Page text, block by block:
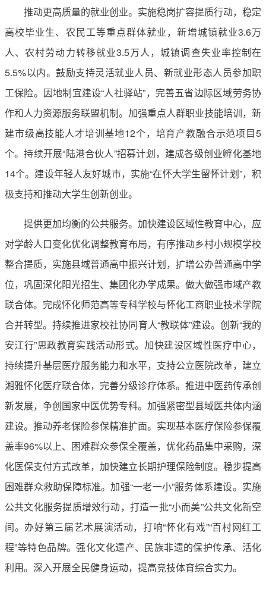
推动更高质量的就业创业。实施稳岗扩容提质行动，稳定
高校毕业生、农民工等重点群体就业，新增城镇就业3.6万
人、农村劳动力转移就业3.5万人，城镇调查失业率控制在
5.5%以内。鼓励支持灵活就业人员、新就业形态人员参加职
工保险。因地制宜建设“人社驿站”，完善五省边际区域劳务协
作和人力资源服务联盟机制。加强重点人群职业技能培训，新
建市级高技能人才培训基地12个，培育产教融合示范项目5
个。持续开展“陆港合伙人”招募计划，建成各级创业孵化基地
14个。建设年轻人友好城市，实施“在怀大学生留怀计划”，积
极支持和推动大学生创新创业。
提供更加均衡的公共服务。加快建设区域性教育中心，应
对学龄人口变化优化调整教育布局，有序推动乡村小规模学校
整合提质，实施县域普通高中振兴计划，扩增公办普通高中学
位，巩固深化阳光招生、集团化办学成果。做大做强市域产教
联合体。完成怀化师范高等专科学校与怀化工商职业技术学院
合并转型。持续推进家校社协同育人“教联体”建设。创新“我的
安江行”思政教育实践活动形式。加快建设区域性医疗中心，
持续提升基层医疗服务能力和水平，支持公立医院改革，建立
湘雅怀化医疗联合体，完善分级诊疗体系。推进中医药传承创
新发展，争创国家中医优势专科。加强紧密型县域医共体内涵
建设。推动养老保险参保精准扩面。实现基本医疗保险参保覆
盖率96%以上、困难群众参保全覆盖，优化药品集中采购，深
化医保支付方式改革，加快建立长期护理保险制度。稳步提高
困难群众救助保障标准。加强“一老一小”服务体系建设。实施
公共文化服务提质增效行动，打造一批“小而美”公共文化新空
间。办好第三届艺术展演活动，打响“怀化有戏”“百村网红工
程”等特色品牌。强化文化遗产、民族非遗的保护传承、活化
利用。深入开展全民健身运动，提高竞技体育综合实力。